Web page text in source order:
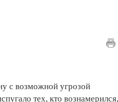
с возможной угрозой
тех, кто